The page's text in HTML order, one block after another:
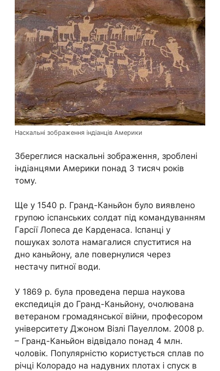
Наскальні зображення індіанців Америки
Збереглися наскальні зображення, зроблені
індіанцями Америки понад 3 тисяч років
тому.
Ще у 1540 р. Гранд-Каньйон було виявлено
групою іспанських солдат під командуванням
Гарсії Лопеса де Карденаса. Іспанці у
пошуках золота намагалися спуститися на
дно каньйону, але повернулися через
нестачу питної води.
У 1869 р. була проведена перша наукова
експедиція до Гранд-Каньйону, очолювана
ветераном громадянської війни, професором
університету Джоном Візлі Пауеллом. 2008 р.
– Гранд-Каньйон відвідало понад 4 млн.
чоловік. Популярністю користується сплав по
річці Колорадо на надувних плотах і спуск в